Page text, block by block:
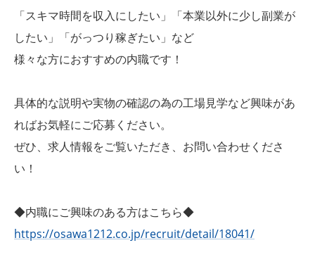
「スキマ時間を収入にしたい」「本業以外に少し副業が
したい」「がっつり稼ぎたい」など
様々な方におすすめの内職です！
具体的な説明や実物の確認の為の工場見学など興味があ
ればお気軽にご応募ください。
ぜひ、求人情報をご覧いただき、お問い合わせくださ
い！
◆内職にご興味のある方はこちら◆
https://osawa1212.co.jp/recruit/detail/18041/